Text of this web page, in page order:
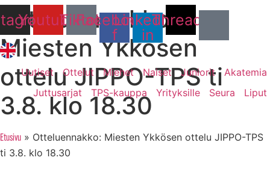
Mene
sisältöön
YoutubeTiktok
Facebook-
f
Linkedin-
in
Threads
Uutiset Ottelut Miehet Naiset Juniorit
Akatemia
Juttusarjat
TPS-kauppa Yrityksille Seura Liput
Otteluennakko:
Miesten Ykkösen
ottelu JIPPO-TPS ti
3.8. klo 18.30
Etusivu » Otteluennakko: Miesten Ykkösen ottelu JIPPO-TPS
ti 3.8. klo 18.30